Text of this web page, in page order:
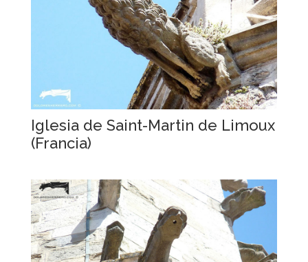
Iglesia de Saint-Martin de Limoux
(Francia)